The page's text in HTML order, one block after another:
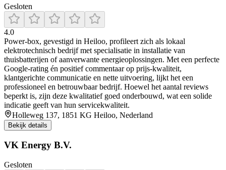
Gesloten
4.0
Power‑box, gevestigd in Heiloo, profileert zich als lokaal
elektrotechnisch bedrijf met specialisatie in installatie van
thuisbatterijen of aanverwante energieoplossingen. Met een perfecte
Google‑rating én positief commentaar op prijs‑kwaliteit,
klantgerichte communicatie en nette uitvoering, lijkt het een
professioneel en betrouwbaar bedrijf. Hoewel het aantal reviews
beperkt is, zijn deze kwalitatief goed onderbouwd, wat een solide
indicatie geeft van hun servicekwaliteit.
Holleweg 137, 1851 KG Heiloo, Nederland
Bekijk details
VK Energy B.V.
Gesloten